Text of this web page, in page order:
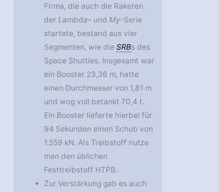
Firma, die auch die Raketen
der Lambda– und My-Serie
startete, bestand aus vier
Segmenten, wie die SRBs des
Space Shuttles. Insgesamt war
ein Booster 23,36 m, hatte
einen Durchmesser von 1,81 m
und wog voll betankt 70,4 t.
Ein Booster lieferte hierbei für
94 Sekunden einen Schub von
1.559 kN. Als Treibstoff nutze
man den üblichen
Festtreibstoff HTPB.
Zur Verstärkung gab es auch